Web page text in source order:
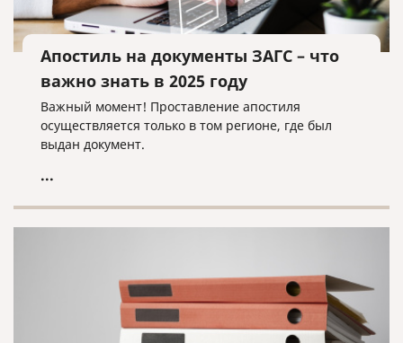
Апостиль на документы ЗАГС – что
важно знать в 2025 году
Важный момент! Проставление апостиля
осуществляется только в том регионе, где был
выдан документ.
...